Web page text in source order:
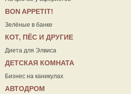
ВON APPETIT!
Зелёные в банке
КОТ, ПЁС И ДРУГИЕ
Диета для Элвиса
ДЕТСКАЯ КОМНАТА
Бизнес на каникулах
АВТОДРОМ